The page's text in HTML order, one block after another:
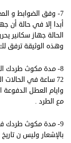
7- وفق الضوابط و
أبدا إلا في حالة أن
الحالة جهاز سكانير
وهذه الوثيقة ترفق
72 ساعة في الحالات
وايام العطل الدفوعة
مع الطرد .
بالإشعار وليس ن